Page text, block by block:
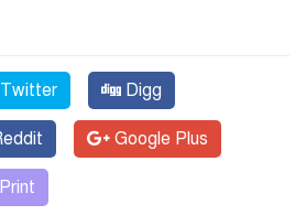
Twitter Digg
Google Plus
Print